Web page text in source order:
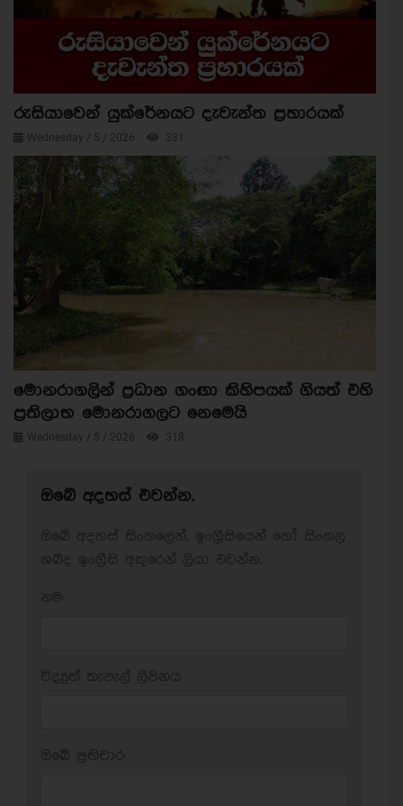
රුසියාවෙන් යුක්රේනයට දැවැන්ත ප්‍රහාරයක්
Wednesday / 5 / 2026 331
මොනරාගලින් ප්‍රධාන ගංඟා කිහිපයක් ගියත් එහි
ප්‍රතිලාභ මොනරාගලට නෙමෙයි
Wednesday / 5 / 2026 318
ඔබේ අදහස් එවන්න.